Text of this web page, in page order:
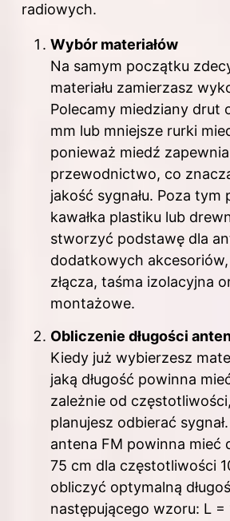
radiowych.
Wybór materiałów
Na samym początku
materiału zamierzasz
Polecamy miedziany drut
mm lub mniejsze rurki
ponieważ miedź zapewnia
przewodnictwo, co
jakość sygnału. Poza tym
kawałka plastiku lub
stworzyć podstawę dla
dodatkowych
złącza, taśma izolacyjna
montażowe.
Obliczenie długości
Kiedy już wybierzesz
jaką długość powinna
zależnie od
planujesz odbierać
antena FM powinna mieć
75 cm dla częstotliwości
obliczyć optymalną
następującego wzoru: L =